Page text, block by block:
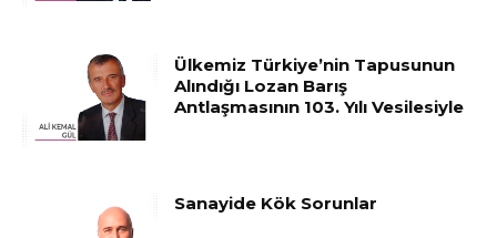
Ülkemiz Türkiye’nin Tapusunun
Alındığı Lozan Barış
Antlaşmasının 103. Yılı Vesilesiyle
Sanayide Kök Sorunlar